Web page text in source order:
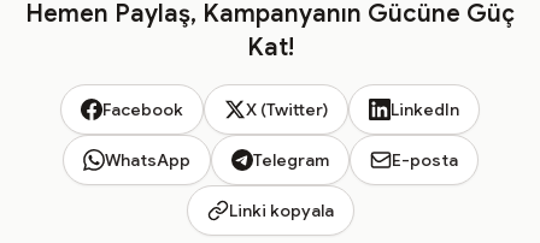
Hemen Paylaş, Kampanyanın Gücüne Güç
Kat!
Facebook X (Twitter) LinkedIn
WhatsApp Telegram E-posta
Linki kopyala